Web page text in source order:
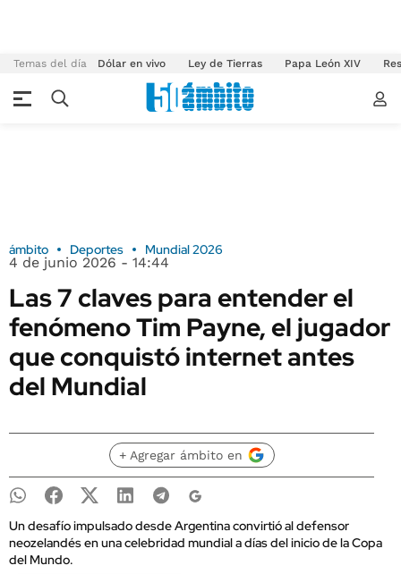
Temas del día Dólar en vivo Ley de Tierras Papa León XIV
ámbito Deportes Mundial 2026
4 de junio 2026 - 14:44
Las 7 claves para entender el
fenómeno Tim Payne, el jugador
que conquistó internet antes
del Mundial
+ Agregar ámbito en
Un desafío impulsado desde Argentina convirtió al defensor
neozelandés en una celebridad mundial a días del inicio de la Copa
del Mundo.